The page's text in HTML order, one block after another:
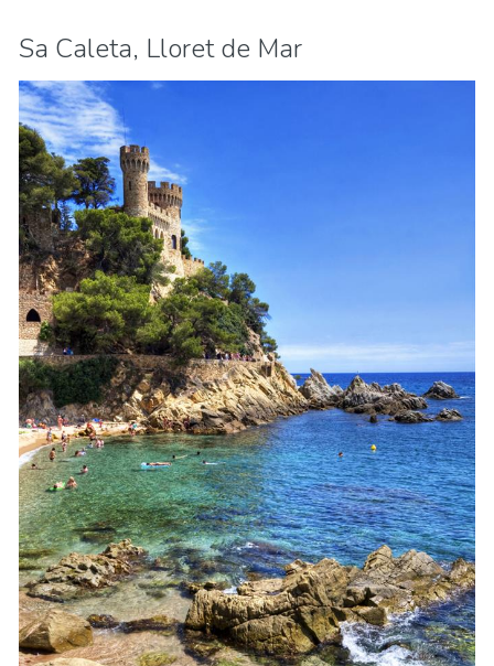
Sa Caleta, Lloret de Mar